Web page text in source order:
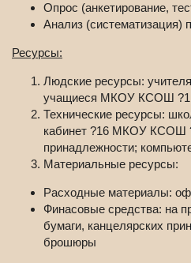
Опрос (анкетирование,
Анализ (систематизация)
Ресурсы:
Людские ресурсы:
учащиеся МКОУ КСОШ ?1,
Технические ресурсы:
кабинет ?16 МКОУ КСОШ
принадлежности;
Материальные ресурсы:
Расходные материалы:
Финасовые средства: на
бумаги, канцелярских
брошюры